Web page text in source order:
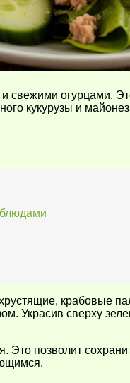
огурцами.
кукурузы и
крабовые
Украсив сверху
позволит